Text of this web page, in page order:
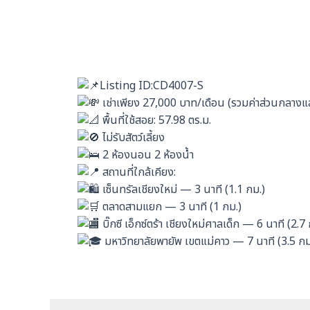
Listing ID:CD4007-S
เช่าเพียง 27,000 บาท/เดือน (รวมค่าส่วนกลางแ
พื้นที่ใช้สอย: 57.98 ตร.ม.
ไม่รับสัตว์เลี้ยง
2 ห้องนอน 2 ห้องน้ำ
สถานที่ใกล้เคียง:
เซ็นทรัลเชียงใหม่ — 3 นาที (1.1 กม.)
ตลาดสามแยก — 3 นาที (1 กม.)
บิ๊กซี เอ็กซ์ตร้า เชียงใหม่ศาลเด็ก — 6 นาที (2.7
มหาวิทยาลัยพายัพ เขตแม่คาว — 7 นาที (3.5 ก